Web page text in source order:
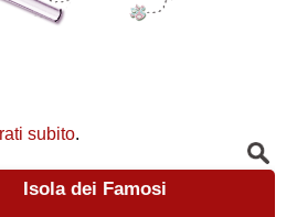
subito.
Isola dei Famosi